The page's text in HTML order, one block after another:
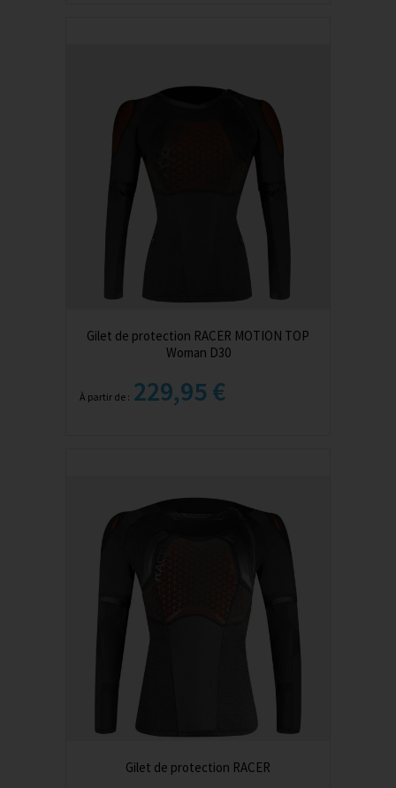
Gilet de protection RACER MOTION TOP
Woman D30
À partir de : 229,95 €
Gilet de protection RACER